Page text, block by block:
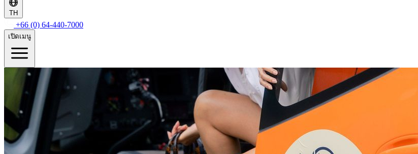
TH
+66 (0) 64-440-7000
เปิดเมนู